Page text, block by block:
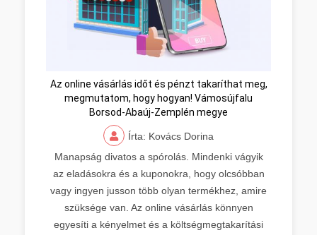
Az online vásárlás időt és pénzt takaríthat meg,
megmutatom, hogy hogyan! Vámosújfalu
Borsod-Abaúj-Zemplén megye
Írta: Kovács Dorina
Manapság divatos a spórolás. Mindenki vágyik
az eladásokra és a kuponokra, hogy olcsóbban
vagy ingyen jusson több olyan termékhez, amire
szüksége van. Az online vásárlás könnyen
egyesíti a kényelmet és a költségmegtakarítási